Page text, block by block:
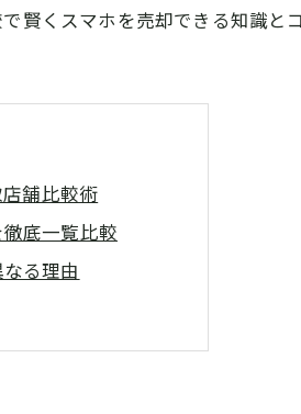
くスマホを売却できる知識と
舗比較術
底一覧比較
る理由
の特徴
の安心感